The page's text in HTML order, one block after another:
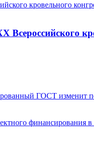
кровельного
Всероссийского
ГОСТ изменит
финансирования